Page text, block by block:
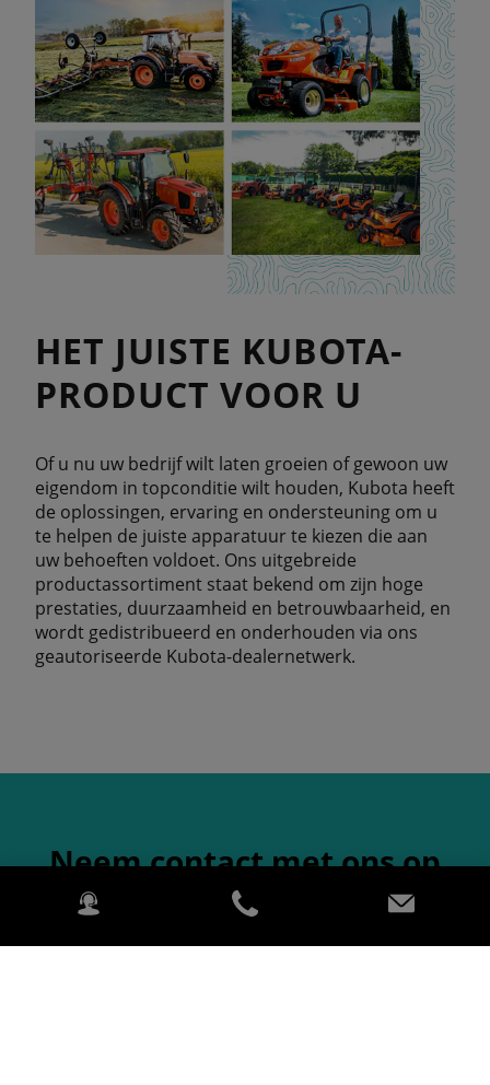
HET JUISTE KUBOTA-
PRODUCT VOOR U
Of u nu uw bedrijf wilt laten groeien of gewoon uw
eigendom in topconditie wilt houden, Kubota heeft
de oplossingen, ervaring en ondersteuning om u
te helpen de juiste apparatuur te kiezen die aan
uw behoeften voldoet. Ons uitgebreide
productassortiment staat bekend om zijn hoge
prestaties, duurzaamheid en betrouwbaarheid, en
wordt gedistribueerd en onderhouden via ons
geautoriseerde Kubota-dealernetwerk.
Neem contact met ons op